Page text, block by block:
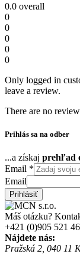
0.0 overall
0
0
0
0
0
Only logged in
leave a review.
There are no
Prihlás sa na odber
...a získaj prehľad
Email *
Email
Prihlásiť
Máš otázku?
+421 (0)905 521
Nájdete nás:
Pražská 2, 040 11